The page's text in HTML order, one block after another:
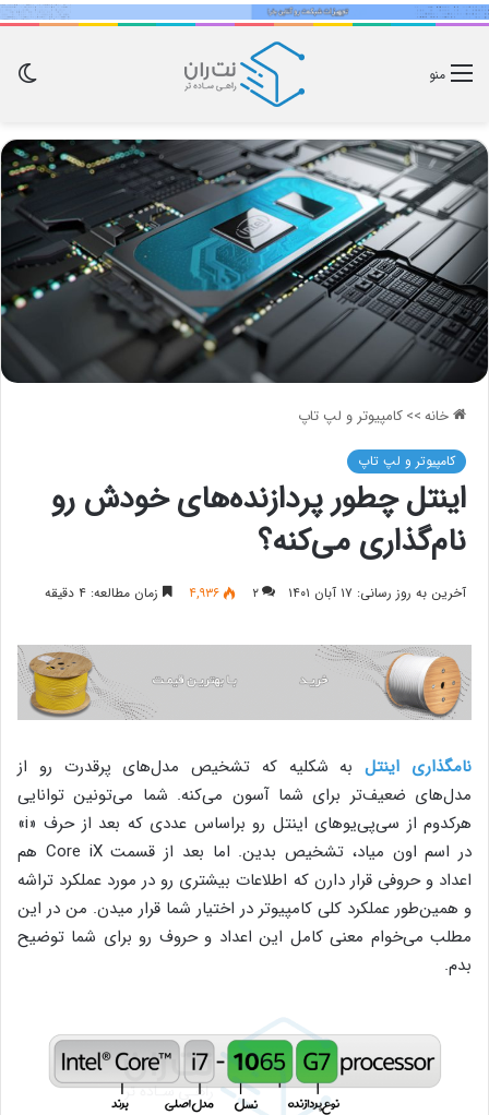
منو
خانه>>کامپیوتر و لپ تاپ
کامپیوتر و لپ تاپ
اینتل چطور پردازنده‌های خودش رو
نام‌گذاری می‌کنه؟
آخرین به روز رسانی: ۱۷ آبان ۱۴۰۱ ۲ ۴,۹۳۶ زمان مطالعه: ۴ دقیقه
نامگذاری اینتلبه‌ شکلیه که تشخیص مدل‌های پرقدرت رو از
مدل‌های ضعیف‌تر برای شما آسون می‌کنه. شما می‌تونین توانایی
هرکدوم از سی‌پی‌یوهای اینتل رو براساس عددی که بعد از حرف «i»
در اسم اون میاد، تشخیص بدین. اما بعد از قسمت Core iX هم
اعداد و حروفی قرار دارن که اطلاعات بیشتری رو در مورد عملکرد تراشه
و همین‌طور عملکرد کلی کامپیوتر در اختیار شما قرار میدن. من در این
مطلب می‌خوام معنی کامل این اعداد و حروف رو برای شما توضیح
بدم.